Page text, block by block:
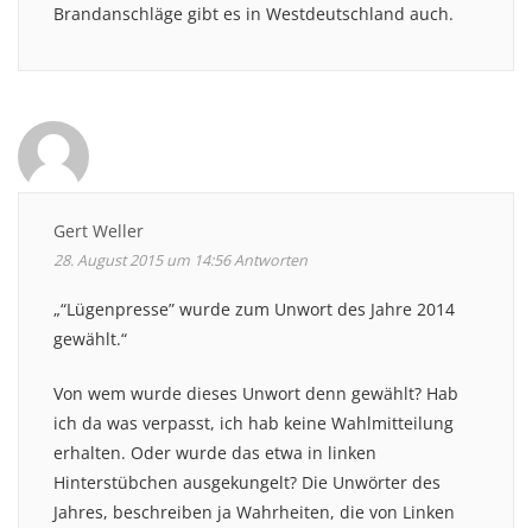
Brandanschläge gibt es in Westdeutschland auch.
Gert Weller
28. August 2015 um 14:56Antworten
„“Lügenpresse” wurde zum Unwort des Jahre 2014
gewählt.“
Von wem wurde dieses Unwort denn gewählt? Hab
ich da was verpasst, ich hab keine Wahlmitteilung
erhalten. Oder wurde das etwa in linken
Hinterstübchen ausgekungelt? Die Unwörter des
Jahres, beschreiben ja Wahrheiten, die von Linken